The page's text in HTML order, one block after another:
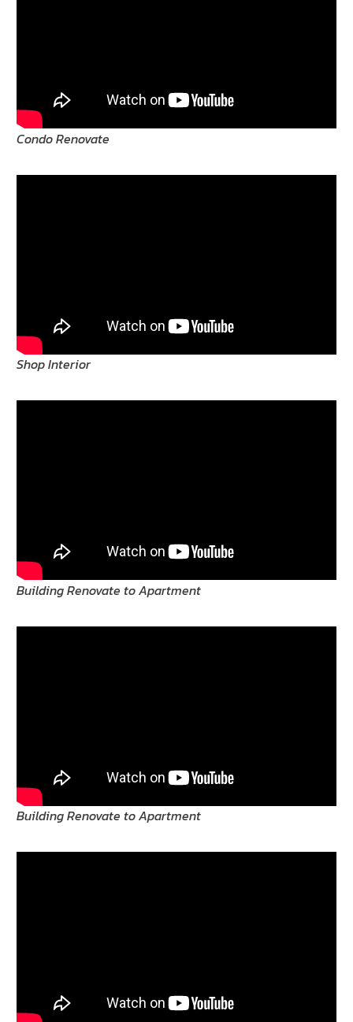
Condo Renovate
Shop Interior
Building Renovate to Apartment
Building Renovate to Apartment